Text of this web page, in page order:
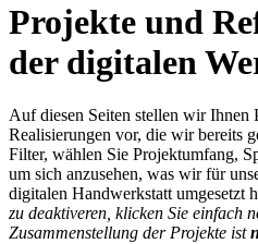
Projekte und
der digitalen
Auf diesen Seiten stellen wir Ihnen
Realisierungen vor, die wir bereits
Filter, wählen Sie Projektumfang,
um sich anzusehen, was wir für
digitalen Handwerkstatt umgesetzt
zu deaktiveren, klicken Sie einfach
Zusammenstellung der Projekte ist